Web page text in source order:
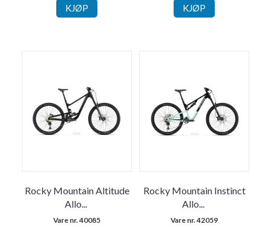
KJØP KJØP
Rocky Mountain Altitude
Allo...
Vare nr. 40085
Rocky Mountain Instinct
Allo...
Vare nr. 42059